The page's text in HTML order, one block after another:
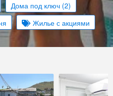
Дома под ключ (2)
Жилье с акциями